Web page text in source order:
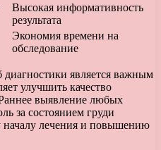
Высокая информативность
результата
Экономия времени на
обследование
является важным
улучшить качество
выявление любых
за состоянием груди
началу лечения и повышению